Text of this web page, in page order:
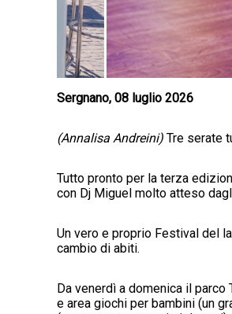
Sergnano, 08 luglio 2026
(Annalisa Andreini) Tre serate
Tutto pronto per la terza
con Dj Miguel molto atteso
Un vero e proprio Festival del
cambio di abiti.
Da venerdì a domenica il
e area giochi per bambini (un